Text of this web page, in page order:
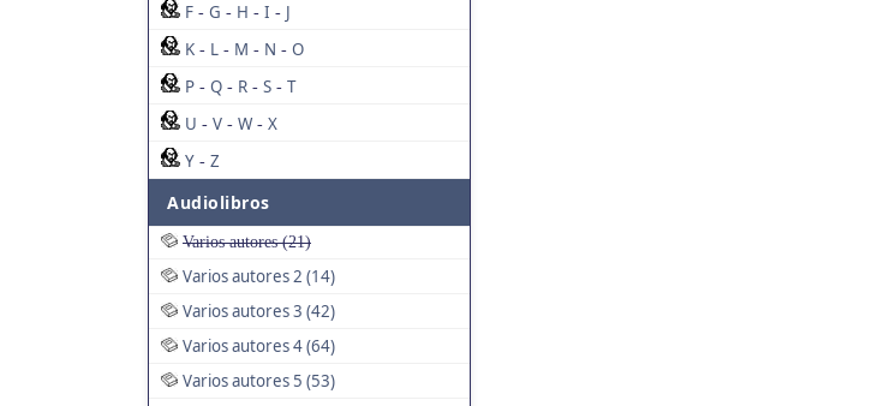
F - G - H - I - J
K - L - M - N - O
P - Q - R - S - T
U - V - W - X
Y - Z
Audiolibros
Varios autores (21)
Varios autores 2 (14)
Varios autores 3 (42)
Varios autores 4 (64)
Varios autores 5 (53)